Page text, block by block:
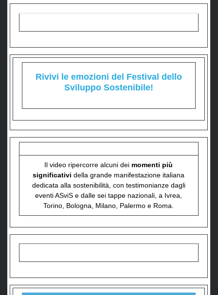
Rivivi le emozioni del Festival dello
Sviluppo Sostenibile!
Il video ripercorre alcuni dei momenti più
significativi della grande manifestazione italiana
dedicata alla sostenibilità, con testimonianze dagli
eventi ASviS e dalle sei tappe nazionali, a Ivrea,
Torino, Bologna, Milano, Palermo e Roma.